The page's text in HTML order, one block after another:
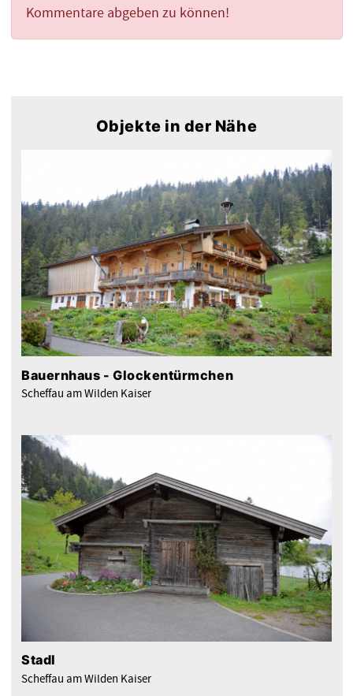
Kommentare abgeben zu können!
Objekte in der Nähe
Bauernhaus - Glockentürmchen
Scheffau am Wilden Kaiser
Stadl
Scheffau am Wilden Kaiser